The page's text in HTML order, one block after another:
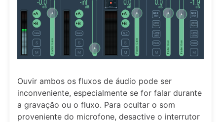
Ouvir ambos os fluxos de áudio pode ser
inconveniente, especialmente se for falar durante
a gravação ou o fluxo. Para ocultar o som
proveniente do microfone, desactive o interrutor